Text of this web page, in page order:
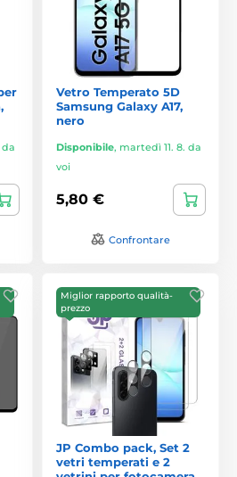
da
Vetro Temperato 5D
Samsung Galaxy A17,
nero
Disponibile, martedì 11. 8. da
voi
5,80 €
Confrontare
Miglior rapporto qualità-
prezzo
JP Combo pack, Set 2
vetri temperati e 2